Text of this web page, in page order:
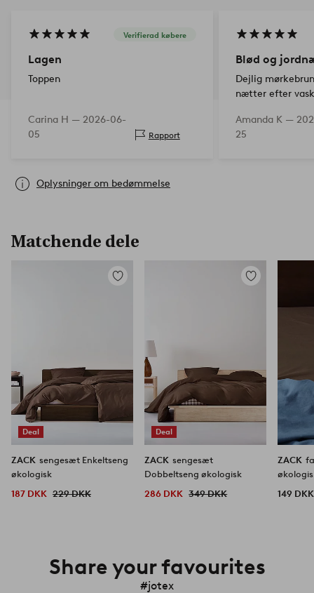
Verifierad købere
Lagen
Toppen
Carina H — 2026-06-
05
Rapport
Blød og
Dejlig
nætter efter
blive blødt, da
Jeg anbefaler
Amanda K —
25
Oplysninger om bedømmelse
Matchende dele
Deal
Tilføj
ZACK sengesæt Enkeltseng
økologisk
187 DKK 229 DKK
Deal
Tilføj
ZACK sengesæt
Dobbeltseng økologisk
286 DKK 349 DKK
ZACK
149 DKK
Share your favourites
#jotex